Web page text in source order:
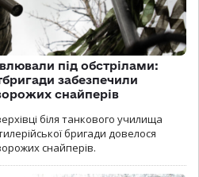
під обстрілами:
забезпечили
снайперів
біля танкового училища
бригади довелося
снайперів.